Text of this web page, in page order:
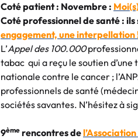
Coté patient : Novembre :
Coté professionnel de santé :
engagement, une interpellation
L’Appel des 100.000
tabac qui a reçu le soutien
nationale contre le cancer ;
professionnels de santé
sociétés savantes. N’hésitez à
9ème rencontres de